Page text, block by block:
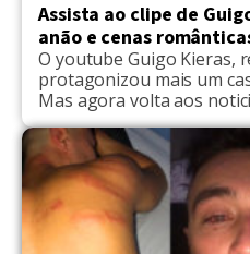
Assista ao clipe de
anão e cenas
O youtube Guigo Kieras,
protagonizou mais um
Mas agora volta aos
clipe. O trabalho chama-
data para ser lançado.
involuntariamente
agressões. A estreia
alguns dias em função